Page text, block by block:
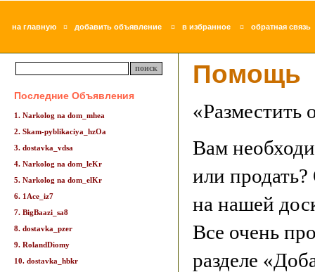
на главную ¤ добавить объявление ¤ в избранное ¤ обратная связь
Последние Объявления
1. Narkolog na dom_mhea
2. Skam-pyblikaciya_hzOa
3. dostavka_vdsa
4. Narkolog na dom_leKr
5. Narkolog na dom_elKr
6. 1Ace_iz7
7. BigBaazi_sa8
8. dostavka_pzer
9. RolandDiomy
10. dostavka_hbkr
Помощь
«Разместить
Вам
или продать?
на нашей
Все очень
разделе